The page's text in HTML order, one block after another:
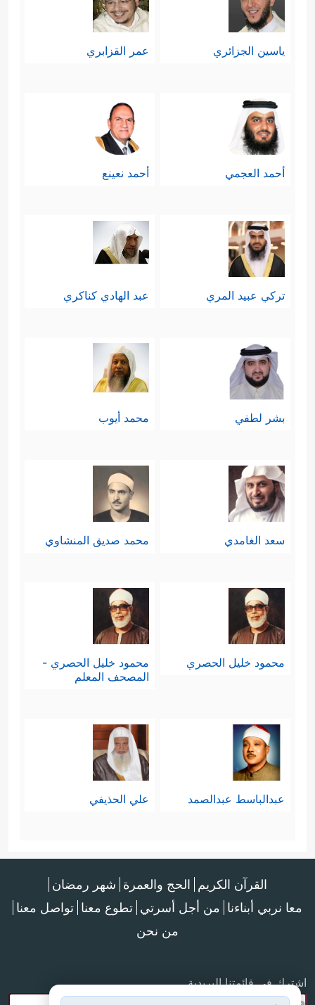
ياسين الجزائري عمر القزابري
أحمد العجمي أحمد نعينع
تركي عبيد المري عبد الهادي كناكري
بشر لطفي محمد أيوب
سعد الغامدي محمد صديق المنشاوي
محمود خليل الحصري
محمود خليل الحصري -
المصحف المعلم
عبدالباسط عبدالصمد علي الحذيفي
القرآن الكريم الحج والعمرة شهر رمضان
معا نربي أبناءنا من أجل أسرتي تطوع معنا تواصل معنا
من نحن
اشترك في قائمتنا البريدية